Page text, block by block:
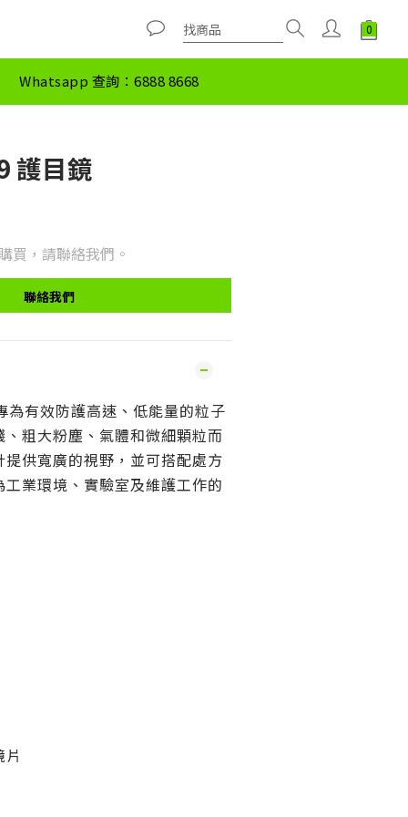
Whatsapp 查詢：6888 8668
護目鏡
買，請聯絡我們。
聯絡我們
有效防護高速、低能量的粒子
粗大粉塵、氣體和微細顆粒而
供寬廣的視野，並可搭配處方
業環境、實驗室及維護工作的